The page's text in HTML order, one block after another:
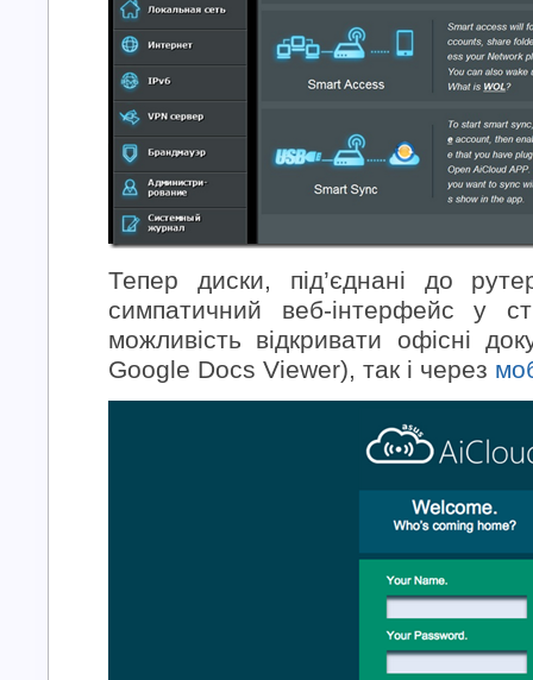
Тепер диски, під’єднані до
симпатичний веб-інтерфейс у
можливість відкривати офісні
Google Docs Viewer), так і через